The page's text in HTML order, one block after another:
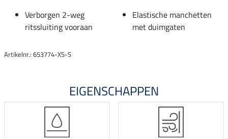
Verborgen 2-weg
ritssluiting vooraan
Elastische manchetten
met duimgaten
Artikelnr.: 653774-XS-S
EIGENSCHAPPEN